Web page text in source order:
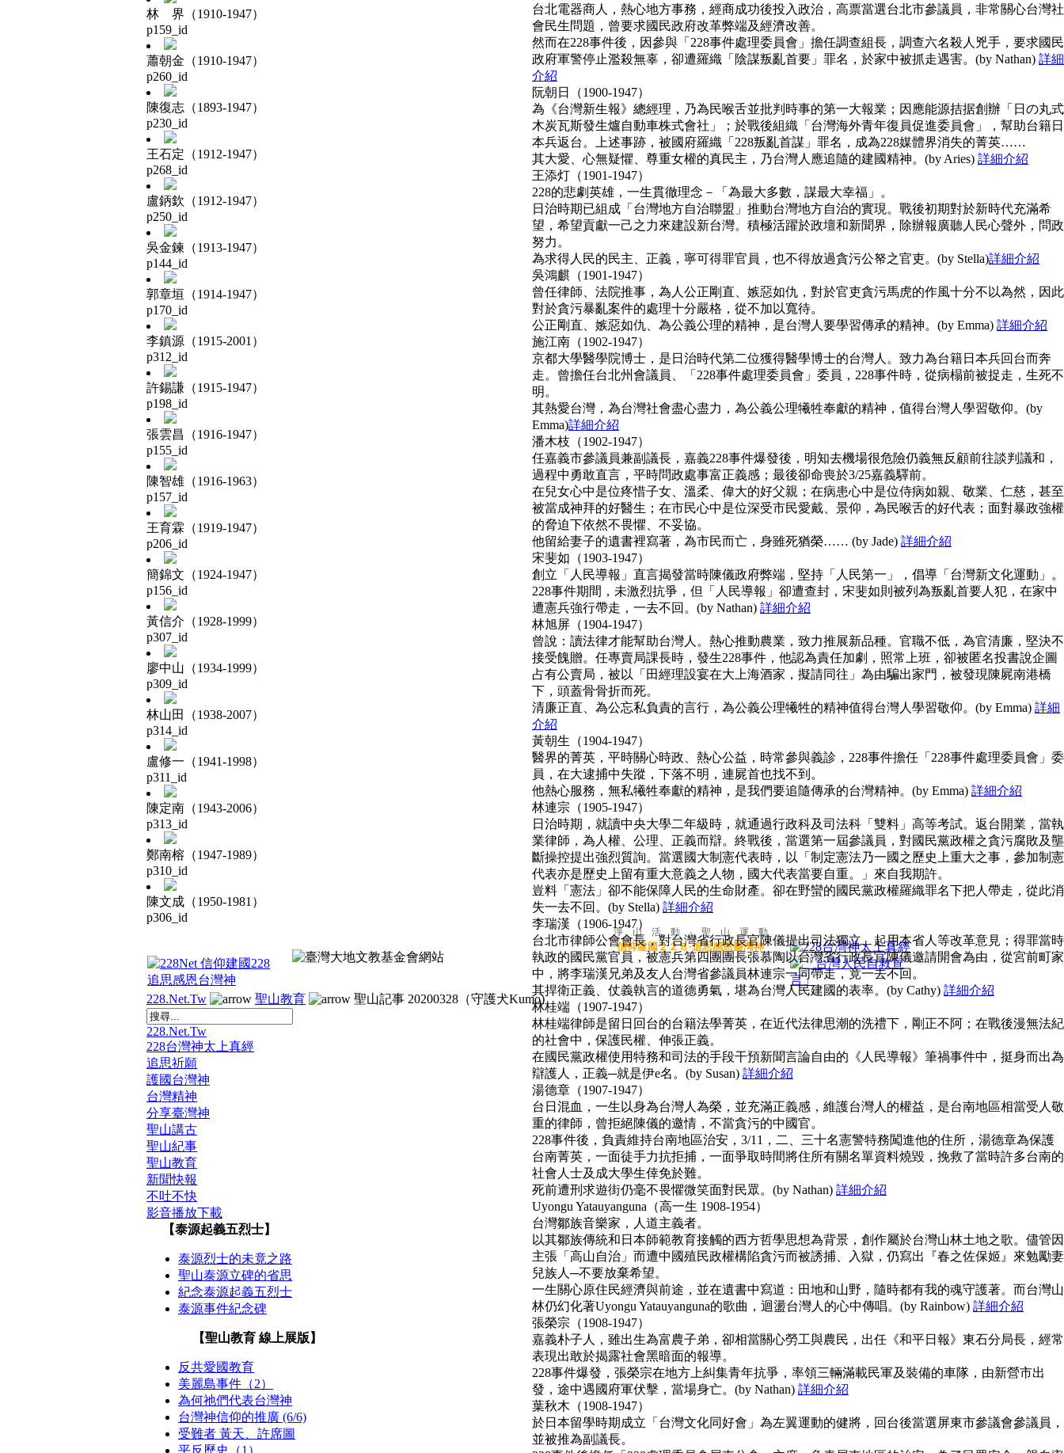
台北電器商人，熱心地方事務，經商成功後投入政治，高票當選台北市參議員，非常關心台灣社
會民生問題，曾要求國民政府改革弊端及經濟改善。
然而在228事件後，因參與「228事件處理委員會」擔任調查組長，調查六名殺人兇手，要求國民
政府軍警停止濫殺無辜，卻遭羅織「陰謀叛亂首要」罪名，於家中被抓走遇害。(by Nathan) 詳細
介紹
阮朝日（1900-1947）
為《台灣新生報》總經理，乃為民喉舌並批判時事的第一大報業；因應能源拮据創辦「日の丸式
木炭瓦斯發生爐自動車株式會社」；於戰後組織「台灣海外青年復員促進委員會」，幫助台籍日
本兵返台。上述事跡，被國府羅織「228叛亂首謀」罪名，成為228媒體界消失的菁英……
其大愛、心無疑懼、尊重女權的真民主，乃台灣人應追隨的建國精神。(by Aries) 詳細介紹
王添灯（1901-1947）
228的悲劇英雄，一生貫徹理念－「為最大多數，謀最大幸福」。
日治時期已組成「台灣地方自治聯盟」推動台灣地方自治的實現。戰後初期對於新時代充滿希
望，希望貢獻一己之力來建設新台灣。積極活躍於政壇和新聞界，除辦報廣聽人民心聲外，問政
努力。
為求得人民的民主、正義，寧可得罪官員，也不得放過貪污公帑之官吏。(by Stella)詳細介紹
吳鴻麒（1901-1947）
曾任律師、法院推事，為人公正剛直、嫉惡如仇，對於官吏貪污馬虎的作風十分不以為然，因此
對於貪污暴亂案件的處理十分嚴格，從不加以寬待。
公正剛直、嫉惡如仇、為公義公理的精神，是台灣人要學習傳承的精神。(by Emma) 詳細介紹
施江南（1902-1947）
京都大學醫學院博士，是日治時代第二位獲得醫學博士的台灣人。致力為台籍日本兵回台而奔
走。曾擔任台北州會議員、「228事件處理委員會」委員，228事件時，從病榻前被捉走，生死不
明。
其熱愛台灣，為台灣社會盡心盡力，為公義公理犧牲奉獻的精神，值得台灣人學習敬仰。(by
Emma)詳細介紹
潘木枝（1902-1947）
任嘉義市參議員兼副議長，嘉義228事件爆發後，明知去機場很危險仍義無反顧前往談判議和，
過程中勇敢直言，平時問政處事富正義感；最後卻命喪於3/25嘉義驛前。
在兒女心中是位疼惜子女、溫柔、偉大的好父親；在病患心中是位侍病如親、敬業、仁慈，甚至
被當成神拜的好醫生；在市民心中是位深受市民愛戴、景仰，為民喉舌的好代表；面對暴政強權
的脅迫下依然不畏懼、不妥協。
他留給妻子的遺書裡寫著，為市民而亡，身雖死猶榮…… (by Jade) 詳細介紹
宋斐如（1903-1947）
創立「人民導報」直言揭發當時陳儀政府弊端，堅持「人民第一」，倡導「台灣新文化運動」。
228事件期間，未激烈抗爭，但「人民導報」卻遭查封，宋斐如則被列為叛亂首要人犯，在家中
遭憲兵強行帶走，一去不回。(by Nathan) 詳細介紹
林旭屏（1904-1947）
曾說：讀法律才能幫助台灣人。熱心推動農業，致力推展新品種。官職不低，為官清廉，堅決不
接受餽贈。任專賣局課長時，發生228事件，他認為責任加劇，照常上班，卻被匿名投書說企圖
占有公賣局，被以「田經理設宴在大上海酒家，擬請同往」為由騙出家門，被發現陳屍南港橋
下，頭蓋骨骨折而死。
清廉正直、為公忘私負責的言行，為公義公理犧牲的精神值得台灣人學習敬仰。(by Emma) 詳細
介紹
黃朝生（1904-1947）
醫界的菁英，平時關心時政、熱心公益，時常參與義診，228事件擔任「228事件處理委員會」委
員，在大逮捕中失蹤，下落不明，連屍首也找不到。
他熱心服務，無私犧牲奉獻的精神，是我們要追隨傳承的台灣精神。(by Emma) 詳細介紹
林連宗（1905-1947）
日治時期，就讀中央大學二年級時，就通過行政科及司法科「雙料」高等考試。返台開業，當執
業律師，為人權、公理、正義而辯。終戰後，當選第一屆參議員，對國民黨政權之貪污腐敗及壟
斷操控提出強烈質詢。當選國大制憲代表時，以「制定憲法乃一國之歷史上重大之事，參加制憲
代表亦是歷史上留有重大意義之人物，國大代表當要自重。」來自我期許。
豈料「憲法」卻不能保障人民的生命財產。卻在野蠻的國民黨政權羅織罪名下把人帶走，從此消
失一去不回。(by Stella) 詳細介紹
李瑞漢（1906-1947）
台北市律師公會會長，對台灣省行政長官陳儀提出司法獨立、起用本省人等改革意見；得罪當時
執政的國民黨官員，被憲兵第四團團長張慕陶以台灣省行政長官陳儀邀請開會為由，從宮前町家
中，將李瑞漢兄弟及友人台灣省參議員林連宗一同帶走，竟一去不回。
其捍衛正義、仗義執言的道德勇氣，堪為台灣人民建國的表率。(by Cathy) 詳細介紹
林桂端（1907-1947）
林桂端律師是留日回台的台籍法學菁英，在近代法律思潮的洗禮下，剛正不阿；在戰後漫無法紀
的社會中，保護民權、伸張正義。
在國民黨政權使用特務和司法的手段干預新聞言論自由的《人民導報》筆禍事件中，挺身而出為
辯護人，正義─就是伊e名。(by Susan) 詳細介紹
湯德章（1907-1947）
台日混血，一生以身為台灣人為榮，並充滿正義感，維護台灣人的權益，是台南地區相當受人敬
重的律師，曾拒絕陳儀的邀情，不當貪污的中國官。
228事件後，負責維持台南地區治安，3/11，二、三十名憲警特務闖進他的住所，湯德章為保護
台南菁英，一面徒手力抗拒捕，一面爭取時間將住所有關名單資料燒毀，挽救了當時許多台南的
社會人士及成大學生倖免於難。
死前遭刑求遊街仍毫不畏懼微笑面對民眾。(by Nathan) 詳細介紹
Uyongu Yatauyanguna（高一生 1908-1954）
台灣鄒族音樂家，人道主義者。
以其鄒族傳統和日本師範教育接觸的西方哲學思想為背景，創作屬於台灣山林土地之歌。儘管因
主張「高山自治」而遭中國殖民政權構陷貪污而被誘捕、入獄，仍寫出『春之佐保姬』來勉勵妻
兒族人─不要放棄希望。
一生關心原住民經濟與前途，並在遺書中寫道：田地和山野，隨時都有我的魂守護著。而台灣山
林仍幻化著Uyongu Yatauyanguna的歌曲，迴盪台灣人的心中傳唱。(by Rainbow) 詳細介紹
張榮宗（1908-1947）
嘉義朴子人，雖出生為富農子弟，卻相當關心勞工與農民，出任《和平日報》東石分局長，經常
表現出敢於揭露社會黑暗面的報導。
228事件爆發，張榮宗在地方上糾集青年抗爭，率領三輛滿載民軍及裝備的車隊，由新營市出
發，途中遇國府軍伏擊，當場身亡。(by Nathan) 詳細介紹
葉秋木（1908-1947）
於日本留學時期成立「台灣文化同好會」為左翼運動的健將，回台後當選屏東市參議會參議員，
並被推為副議長。
林 界（1910-1947）
p159_id
蕭朝金（1910-1947）
p260_id
陳復志（1893-1947）
p230_id
王石定（1912-1947）
p268_id
盧鈵欽（1912-1947）
p250_id
吳金鍊（1913-1947）
p144_id
郭章垣（1914-1947）
p170_id
李鎮源（1915-2001）
p312_id
許錫謙（1915-1947）
p198_id
張雲昌（1916-1947）
p155_id
陳智雄（1916-1963）
p157_id
王育霖（1919-1947）
p206_id
簡錦文（1924-1947）
p156_id
黃信介（1928-1999）
p307_id
廖中山（1934-1999）
p309_id
林山田（1938-2007）
p314_id
盧修一（1941-1998）
p311_id
陳定南（1943-2006）
p313_id
鄭南榕（1947-1989）
p310_id
陳文成（1950-1981）
p306_id
淨 山 活 動 ‧ 聖 山 運 動
信仰建國２２８‧追思感恩臺灣神
228.Net.Tw 聖山教育 聖山記事 20200328（守護犬Kumo)
228.Net.Tw
228台灣神太上真經
追思祈願
護國台灣神
台灣精神
分享臺灣神
聖山講古
聖山紀事
聖山教育
新聞快報
不吐不快
影音播放下載
【泰源起義五烈士】
泰源烈士的未竟之路
聖山泰源立碑的省思
紀念泰源起義五烈士
泰源事件紀念碑
【聖山教育 線上展版】
反共愛國教育
美麗島事件（2）
為何祂們代表台灣神
台灣神信仰的推廣 (6/6)
受難者 黃天、許席圖
平反歷史（1）